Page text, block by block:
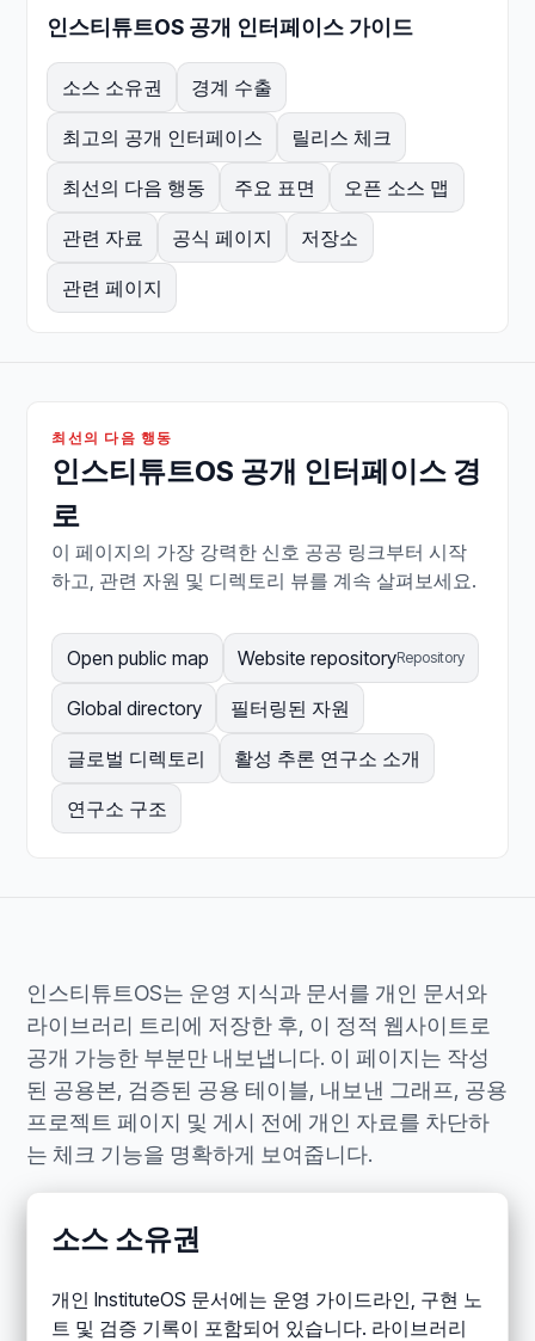
인스티튜트OS 공개 인터페이스 가이드
소스 소유권 경계 수출
최고의 공개 인터페이스 릴리스 체크
최선의 다음 행동 주요 표면 오픈 소스 맵
관련 자료 공식 페이지 저장소
관련 페이지
최선의 다음 행동
인스티튜트OS 공개 인터페이스 경
로
이 페이지의 가장 강력한 신호 공공 링크부터 시작
하고, 관련 자원 및 디렉토리 뷰를 계속 살펴보세요.
Open public map Website repositoryRepository
Global directory 필터링된 자원
글로벌 디렉토리 활성 추론 연구소 소개
연구소 구조
인스티튜트OS는 운영 지식과 문서를 개인 문서와
라이브러리 트리에 저장한 후, 이 정적 웹사이트로
공개 가능한 부분만 내보냅니다. 이 페이지는 작성
된 공용본, 검증된 공용 테이블, 내보낸 그래프, 공용
프로젝트 페이지 및 게시 전에 개인 자료를 차단하
는 체크 기능을 명확하게 보여줍니다.
소스 소유권
개인 InstituteOS 문서에는 운영 가이드라인, 구현 노
트 및 검증 기록이 포함되어 있습니다. 라이브러리